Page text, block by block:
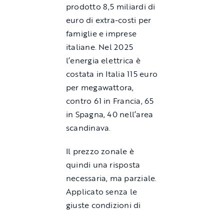
prodotto 8,5 miliardi di
euro di extra-costi per
famiglie e imprese
italiane. Nel 2025
l’energia elettrica è
costata in Italia 115 euro
per megawattora,
contro 61 in Francia, 65
in Spagna, 40 nell’area
scandinava.
Il prezzo zonale è
quindi una risposta
necessaria, ma parziale.
Applicato senza le
giuste condizioni di